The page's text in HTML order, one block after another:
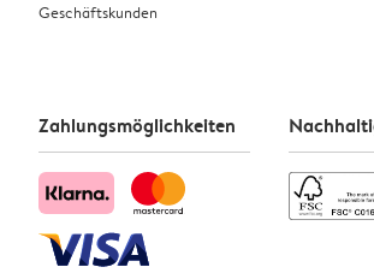
Geschäftskunden
Zahlungsmöglichkeiten